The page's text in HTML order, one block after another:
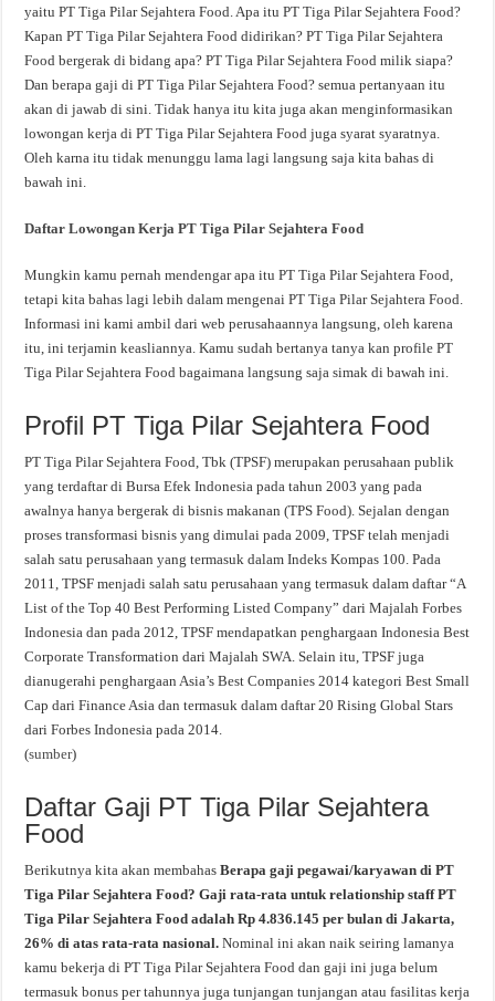
yaitu PT Tiga Pilar Sejahtera Food. Apa itu PT Tiga Pilar Sejahtera Food?
Kapan PT Tiga Pilar Sejahtera Food didirikan? PT Tiga Pilar Sejahtera
Food bergerak di bidang apa? PT Tiga Pilar Sejahtera Food milik siapa?
Dan berapa gaji di PT Tiga Pilar Sejahtera Food? semua pertanyaan itu
akan di jawab di sini. Tidak hanya itu kita juga akan menginformasikan
lowongan kerja di PT Tiga Pilar Sejahtera Food juga syarat syaratnya.
Oleh karna itu tidak menunggu lama lagi langsung saja kita bahas di
bawah ini.
Daftar Lowongan Kerja PT Tiga Pilar Sejahtera Food
Mungkin kamu pernah mendengar apa itu PT Tiga Pilar Sejahtera Food,
tetapi kita bahas lagi lebih dalam mengenai PT Tiga Pilar Sejahtera Food.
Informasi ini kami ambil dari web perusahaannya langsung, oleh karena
itu, ini terjamin keasliannya. Kamu sudah bertanya tanya kan profile PT
Tiga Pilar Sejahtera Food bagaimana langsung saja simak di bawah ini.
Profil PT Tiga Pilar Sejahtera Food
PT Tiga Pilar Sejahtera Food, Tbk (TPSF) merupakan perusahaan publik
yang terdaftar di Bursa Efek Indonesia pada tahun 2003 yang pada
awalnya hanya bergerak di bisnis makanan (TPS Food). Sejalan dengan
proses transformasi bisnis yang dimulai pada 2009, TPSF telah menjadi
salah satu perusahaan yang termasuk dalam Indeks Kompas 100. Pada
2011, TPSF menjadi salah satu perusahaan yang termasuk dalam daftar “A
List of the Top 40 Best Performing Listed Company” dari Majalah Forbes
Indonesia dan pada 2012, TPSF mendapatkan penghargaan Indonesia Best
Corporate Transformation dari Majalah SWA. Selain itu, TPSF juga
dianugerahi penghargaan Asia’s Best Companies 2014 kategori Best Small
Cap dari Finance Asia dan termasuk dalam daftar 20 Rising Global Stars
dari Forbes Indonesia pada 2014.
(sumber)
Daftar Gaji PT Tiga Pilar Sejahtera
Food
Berikutnya kita akan membahasBerapa gaji pegawai/karyawan di PT
Tiga Pilar Sejahtera Food? Gaji rata-rata untuk relationship staff PT
Tiga Pilar Sejahtera Food adalah Rp 4.836.145 per bulan di Jakarta,
26% di atas rata-rata nasional.Nominal ini akan naik seiring lamanya
kamu bekerja di PT Tiga Pilar Sejahtera Food dan gaji ini juga belum
termasuk bonus per tahunnya juga tunjangan tunjangan atau fasilitas kerja